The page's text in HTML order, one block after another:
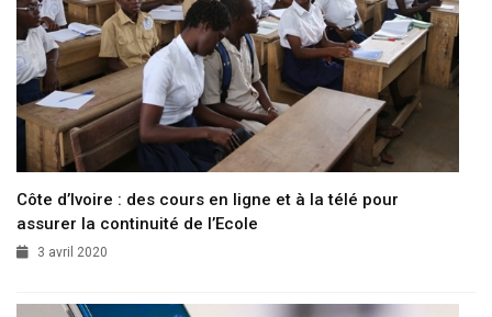
Côte d’Ivoire : des cours en ligne et à la télé pour
assurer la continuité de l’Ecole
3 avril 2020